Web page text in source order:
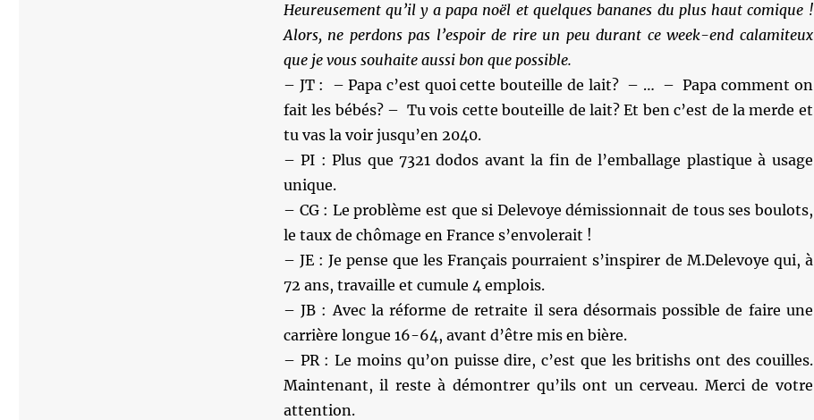
Heureusement qu’il y a papa noël et quelques bananes du plus haut comique !
Alors, ne perdons pas l’espoir de rire un peu durant ce week-end calamiteux
que je vous souhaite aussi bon que possible.
– JT : – Papa c’est quoi cette bouteille de lait? – … – Papa comment on
fait les bébés? – Tu vois cette bouteille de lait? Et ben c’est de la merde et
tu vas la voir jusqu’en 2040.
– PI : Plus que 7321 dodos avant la fin de l’emballage plastique à usage
unique.
– CG : Le problème est que si Delevoye démissionnait de tous ses boulots,
le taux de chômage en France s’envolerait !
– JE : Je pense que les Français pourraient s’inspirer de M.Delevoye qui, à
72 ans, travaille et cumule 4 emplois.
– JB : Avec la réforme de retraite il sera désormais possible de faire une
carrière longue 16-64, avant d’être mis en bière.
– PR : Le moins qu’on puisse dire, c’est que les britishs ont des couilles.
Maintenant, il reste à démontrer qu’ils ont un cerveau. Merci de votre
attention.